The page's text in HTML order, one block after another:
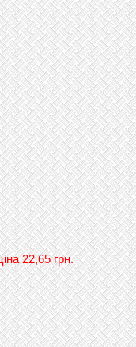
22,65 грн.